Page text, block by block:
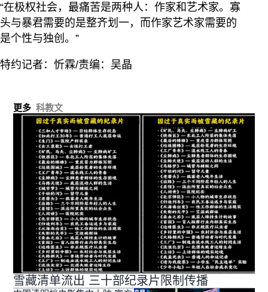
“在极权社会，最痛苦是两种人：作家和艺术家。寡
头与暴君需要的是整齐划一，而作家艺术家需要的
是个性与独创。”
特约记者：忻霖/责编：吴晶
更多 科教文
雪藏清单流出 三十部纪录片限制传播